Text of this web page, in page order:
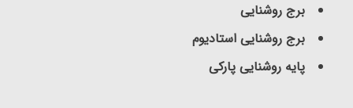
برج روشنایی
برج روشنایی استادیوم
پایه روشنایی پارکی